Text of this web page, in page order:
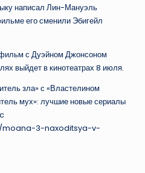
написал Лин-Мануэль
его сменили Эбигейл
фильм с Дуэйном Джонсоном
выйдет в кинотеатрах 8 июля.
зла» с «Властелином
мух»: лучшие новые сериалы
moana-3-naxoditsya-v-